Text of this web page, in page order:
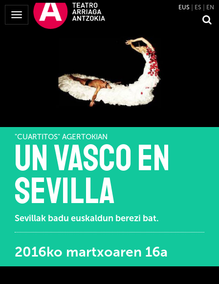
Menua
erakutsi
EUS ES EN
"CUARTITOS" AGERTOKIAN
Un vasco en
Sevilla
Sevillak badu euskaldun berezi bat.
2016ko martxoaren 16a